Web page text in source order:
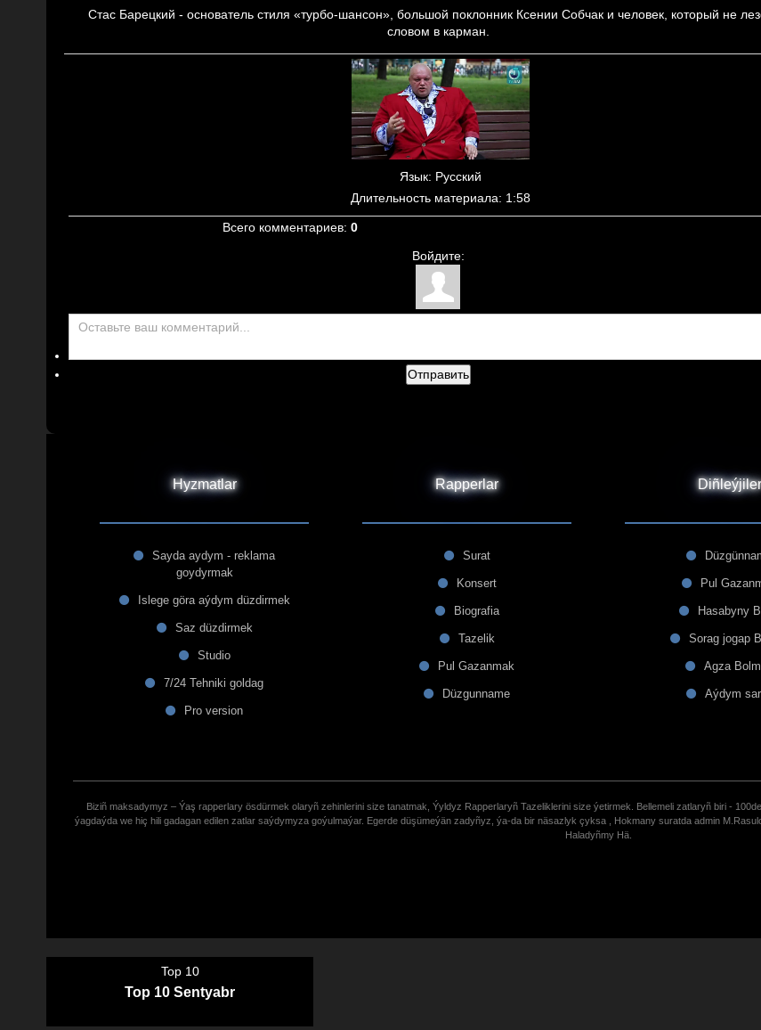
Стас Барецкий - основатель стиля «турбо-шансон», большой поклонник Ксении Собчак и человек, который не
словом в карман.
Язык: Русский
Длительность материала: 1:58
Всего комментариев: 0
Войдите:
Отправить
Hyzmatlar
Sayda aydym - reklama
goydyrmak
Islege göra aýdym düzdirmek
Saz düzdirmek
Studio
7/24 Tehniki goldag
Pro version
Rapperlar
Surat
Konsert
Biografia
Tazelik
Pul Gazanmak
Düzgunname
Diñleýjiler
Pul
Hasabyny
Sorag jogap
Agza
Aýdym
Biziñ maksadymyz – Ýaş rapperlary ösdürmek olaryñ zehinlerini size tanatmak, Ýyldyz Rapperlaryñ Tazeliklerini size ýetirmek. Bellemeli zatlaryñ biri -
ýagdaýda we hiç hili gadagan edilen zatlar saýdymyza goýulmaýar. Egerde düşümeýän zadyñyz, ýa-da bir näsazlyk çyksa , Hokmany suratda admin
Haladyñmy Hä.
Top 10
Top 10 Sentyabr